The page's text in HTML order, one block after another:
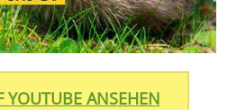
YOUTUBE ANSEHEN